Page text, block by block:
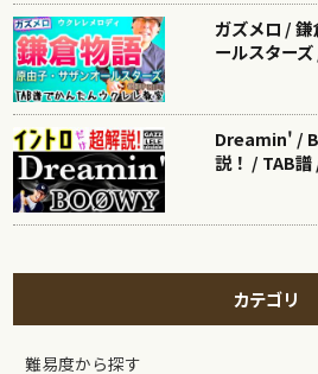
ガズメロ /
ールスター
Dreamin' /
説！ / TAB譜
カテゴリ
難易度から探す